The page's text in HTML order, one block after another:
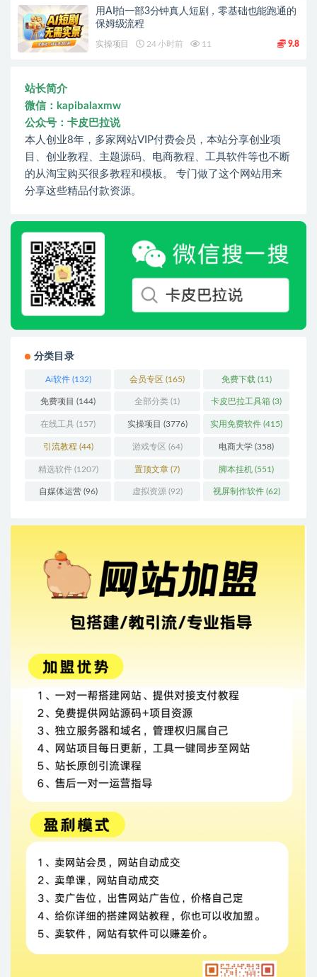
用AI拍一部3分钟真人短剧，零基础也能跑通的
保姆级流程
实操项目 24 小时前 11 9.8
站长简介
微信：kapibalaxmw
公众号：卡皮巴拉说
本人创业8年，多家网站VIP付费会员，本站分享创业项
目、创业教程、主题源码、电商教程、工具软件等也不断
的从淘宝购买很多教程和模板。 专门做了这个网站用来
分享这些精品付款资源。
分类目录
Ai软件(132) 会员专区 (165) 免费下载 (11)
免费项目 (144) 全部分类 (1) 卡皮巴拉工具箱 (3)
在线工具 (157) 实操项目 (3776) 实用免费软件 (415)
引流教程 (44) 游戏专区 (64) 电商大学 (358)
精选软件(1207) 置顶文章 (7) 脚本挂机 (551)
自媒体运营(96) 虚拟资源(92) 视屏制作软件(62)